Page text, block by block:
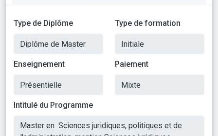
Type de Diplôme Type de formation
Enseignement Paiement
Intitulé du Programme